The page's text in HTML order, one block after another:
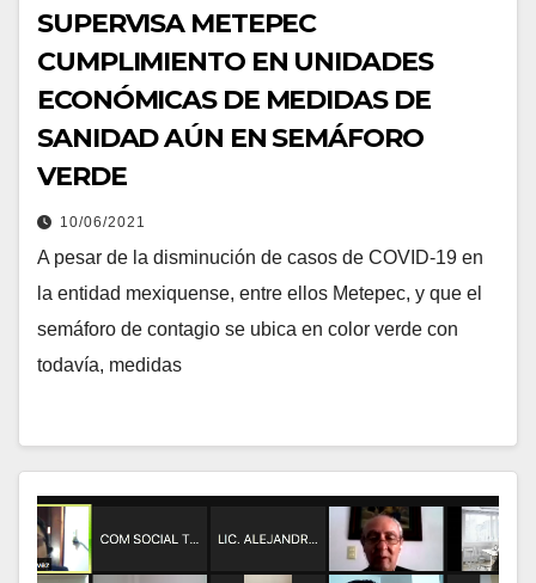
SUPERVISA METEPEC
CUMPLIMIENTO EN UNIDADES
ECONÓMICAS DE MEDIDAS DE
SANIDAD AÚN EN SEMÁFORO
VERDE
10/06/2021
A pesar de la disminución de casos de COVID-19 en
la entidad mexiquense, entre ellos Metepec, y que el
semáforo de contagio se ubica en color verde con
todavía, medidas